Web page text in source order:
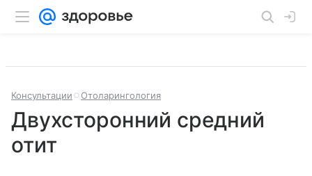
Консультации Отоларингология
Двухсторонний средний
отит